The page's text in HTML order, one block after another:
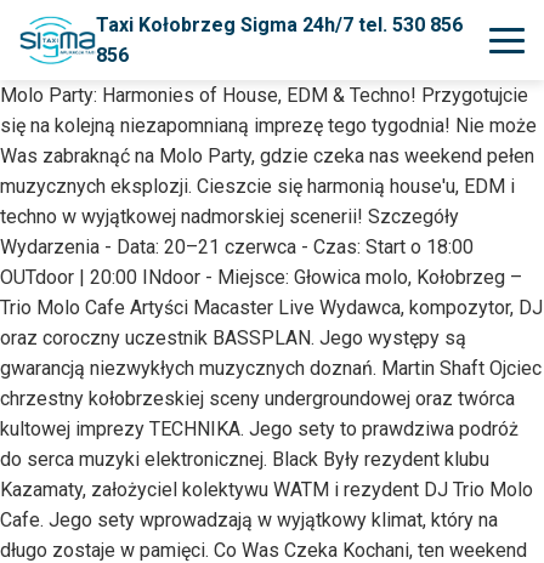
Taxi Kołobrzeg Sigma 24h/7 tel. 530 856
856
Molo Party: Harmonies of House, EDM & Techno! Przygotujcie
się na kolejną niezapomnianą imprezę tego tygodnia! Nie może
Was zabraknąć na Molo Party, gdzie czeka nas weekend pełen
muzycznych eksplozji. Cieszcie się harmonią house'u, EDM i
techno w wyjątkowej nadmorskiej scenerii! Szczegóły
Wydarzenia - Data: 20–21 czerwca - Czas: Start o 18:00
OUTdoor | 20:00 INdoor - Miejsce: Głowica molo, Kołobrzeg –
Trio Molo Cafe Artyści Macaster Live Wydawca, kompozytor, DJ
oraz coroczny uczestnik BASSPLAN. Jego występy są
gwarancją niezwykłych muzycznych doznań. Martin Shaft Ojciec
chrzestny kołobrzeskiej sceny undergroundowej oraz twórca
kultowej imprezy TECHNIKA. Jego sety to prawdziwa podróż
do serca muzyki elektronicznej. Black Były rezydent klubu
Kazamaty, założyciel kolektywu WATM i rezydent DJ Trio Molo
Cafe. Jego sety wprowadzają w wyjątkowy klimat, który na
długo zostaje w pamięci. Co Was Czeka Kochani, ten weekend